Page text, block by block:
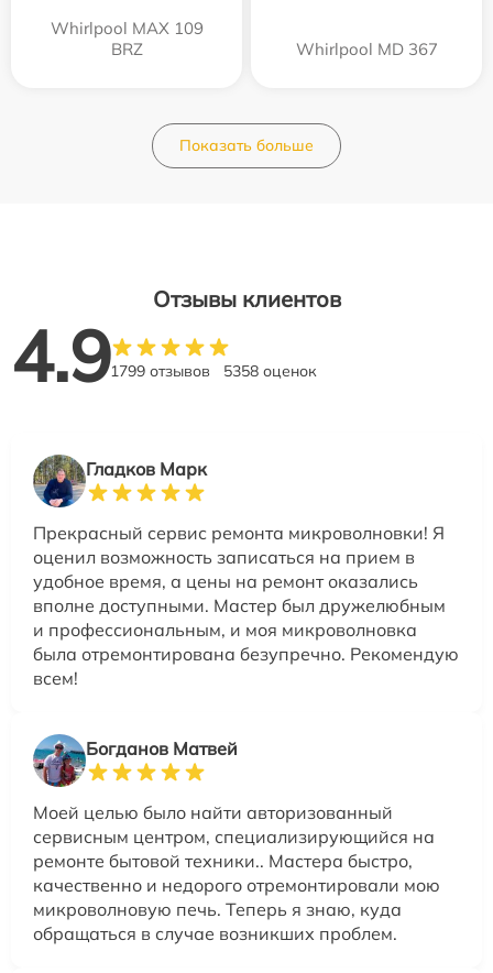
Whirlpool MAX 109
BRZ
Whirlpool MD 367
Показать больше
Отзывы клиентов
4.91799 отзывов 5358 оценок
Гладков Марк
Прекрасный сервис ремонта микроволновки! Я
оценил возможность записаться на прием в
удобное время, а цены на ремонт оказались
вполне доступными. Мастер был дружелюбным
и профессиональным, и моя микроволновка
была отремонтирована безупречно. Рекомендую
всем!
Богданов Матвей
Моей целью было найти авторизованный
сервисным центром, специализирующийся на
ремонте бытовой техники.. Мастера быстро,
качественно и недорого отремонтировали мою
микроволновую печь. Теперь я знаю, куда
обращаться в случае возникших проблем.